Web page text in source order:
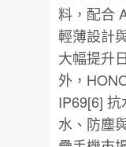
料，配合
輕薄設計
大幅提升
外，
IP69[6]
水、防塵